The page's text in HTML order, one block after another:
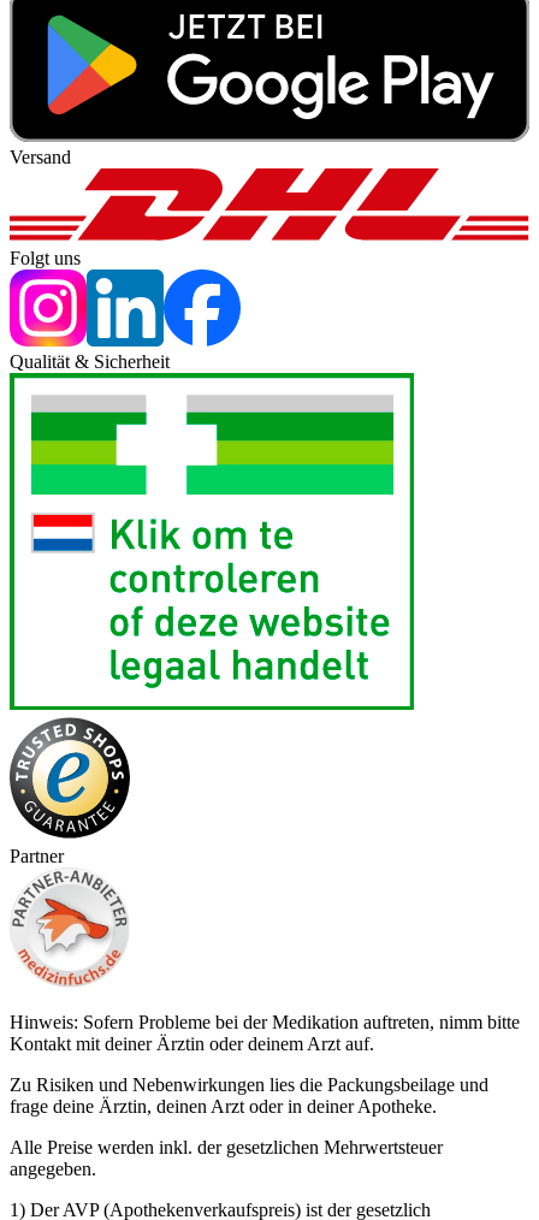
Versand
Folgt uns
Qualität & Sicherheit
Partner
Hinweis: Sofern Probleme bei der Medikation auftreten, nimm bitte
Kontakt mit deiner Ärztin oder deinem Arzt auf.
Zu Risiken und Nebenwirkungen lies die Packungsbeilage und
frage deine Ärztin, deinen Arzt oder in deiner Apotheke.
Alle Preise werden inkl. der gesetzlichen Mehrwertsteuer
angegeben.
1) Der AVP (Apothekenverkaufspreis) ist der gesetzlich